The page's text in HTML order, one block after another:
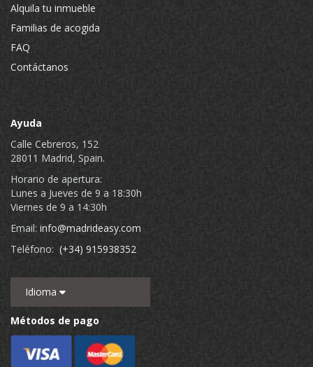
Alquila tu inmueble
Familias de acogida
FAQ
Contáctanos
Ayuda
Calle Cebreros, 152
28011 Madrid, Spain.
Horario de apertura:
Lunes a Jueves de 9 a 18:30h
Viernes de 9 a 14:30h
Email: info@madrideasy.com
Teléfono: (+34) 915938352
Idioma
Métodos de pago